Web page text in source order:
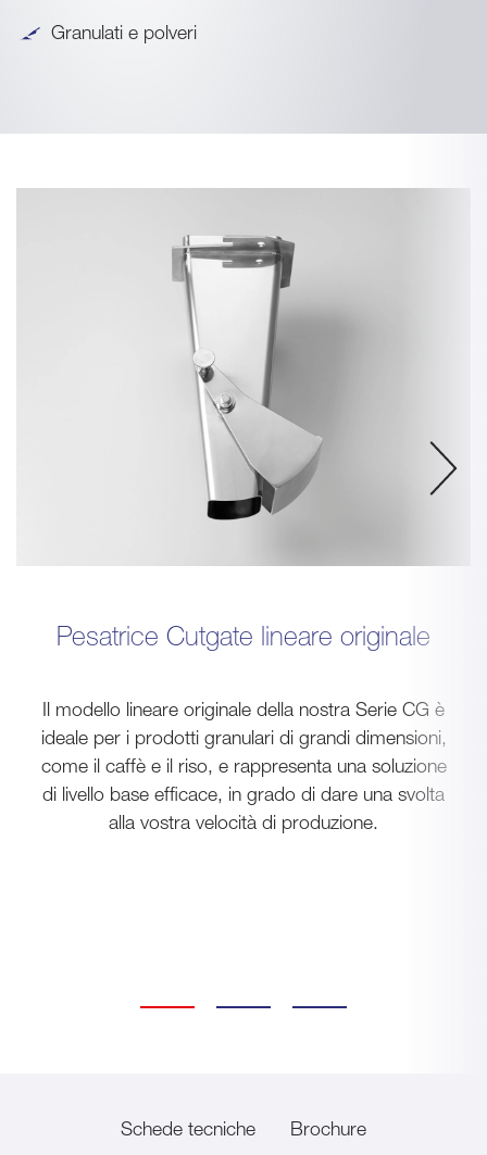
Granulati e polveri
Pesatrice Cutgate lineare originale
Il modello lineare originale della nostra Serie CG è
ideale per i prodotti granulari di grandi dimensioni,
come il caffè e il riso, e rappresenta una soluzione
di livello base efficace, in grado di dare una svolta
alla vostra velocità di produzione.
Schede tecniche Brochure